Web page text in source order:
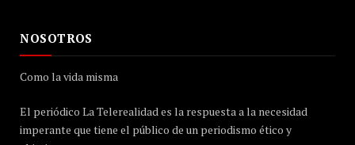
NOSOTROS
Como la vida misma
El periódico La Telerealidad es la respuesta a la necesidad
imperante que tiene el público de un periodismo ético y